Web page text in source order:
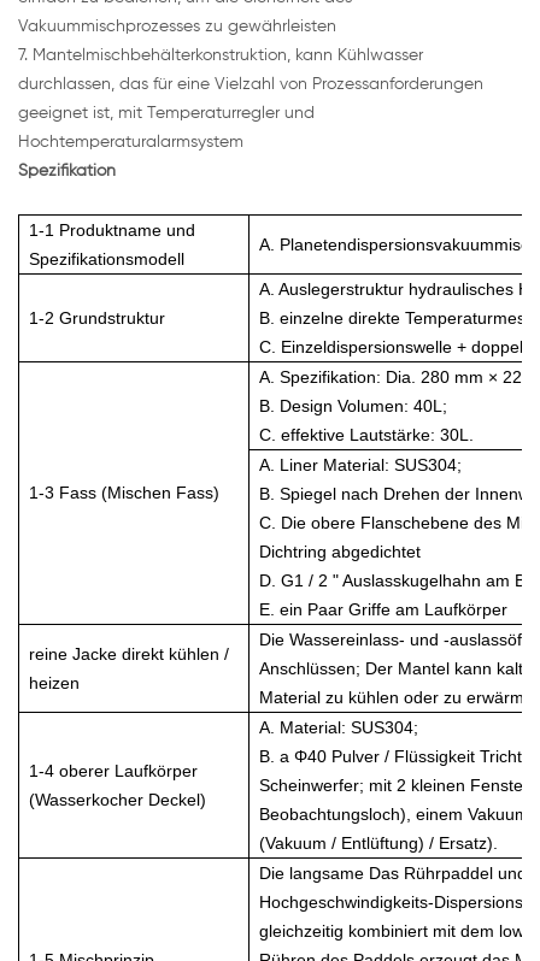
Vakuummischprozesses zu gewährleisten
7. Mantelmischbehälterkonstruktion, kann Kühlwasser
durchlassen, das für eine Vielzahl von Prozessanforderungen
geeignet ist, mit Temperaturregler und
Hochtemperaturalarmsystem
Spezifikation
1-1 Produktname und
Spezifikationsmodell
A.
1-2 Grundstruktur
A. Auslegerstruktur hydraulisches
B. einzelne direkte
C. Einzeldispersionswelle +
1-3 Fass (Mischen Fass)
A. Spezifikation: Dia. 280 mm × 220
B. Design Volumen: 40L;
C. effektive Lautstärke: 30L.
A. Liner Material: SUS304;
B. Spiegel nach Drehen der
C. Die obere Flanschebene des
Dichtring abgedichtet
D. G1 / 2 " Auslasskugelhahn am
E. ein Paar Griffe am Laufkörper
reine Jacke direkt kühlen /
heizen
Die Wassereinlass- und -
Anschlüssen; Der Mantel kann
Material zu kühlen oder zu
1-4 oberer Laufkörper
(Wasserkocher Deckel)
A. Material: SUS304;
B. a Φ40 Pulver / Flüssigkeit
Scheinwerfer; mit 2 kleinen
Beobachtungsloch), einem
(Vakuum / Entlüftung) / Ersatz).
Die langsame Das Rührpaddel und
Hochgeschwindigkeits-
gleichzeitig kombiniert mit dem